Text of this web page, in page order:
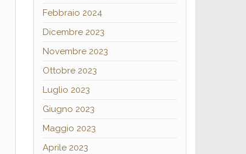
Febbraio 2024
Dicembre 2023
Novembre 2023
Ottobre 2023
Luglio 2023
Giugno 2023
Maggio 2023
Aprile 2023